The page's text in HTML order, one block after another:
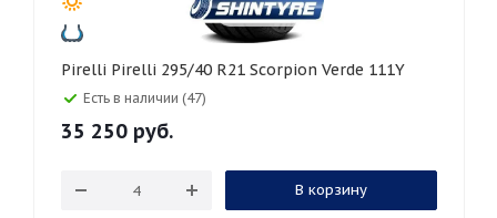
Pirelli Pirelli 295/40 R21 Scorpion Verde 111Y
Есть в наличии (47)
35 250 руб.
В корзину